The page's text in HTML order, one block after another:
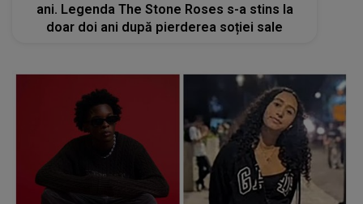
ani. Legenda The Stone Roses s-a stins la
doar doi ani după pierderea soției sale